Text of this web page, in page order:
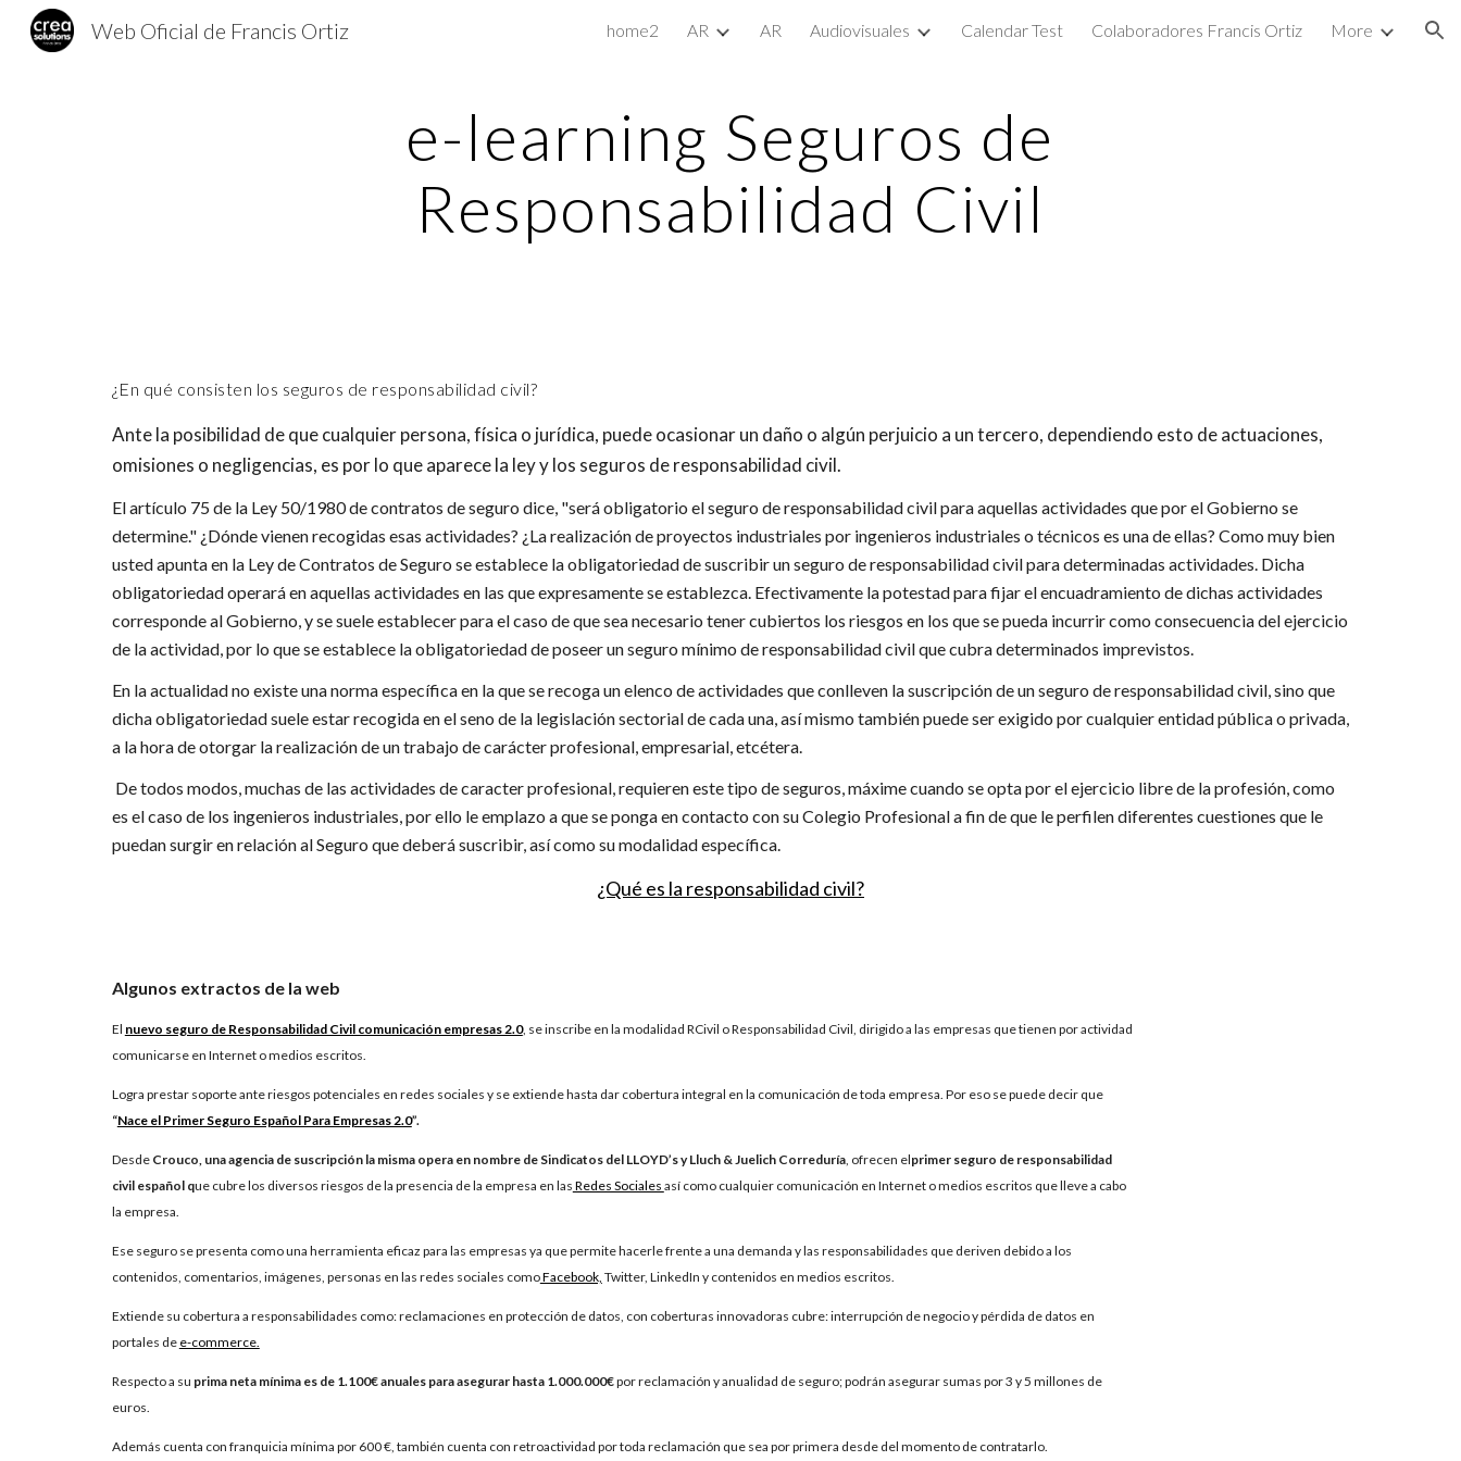
Skip to main content Skip to navigation
Web Oficial de Francis Ortiz home2 AR AR Audiovisuales Calendar Test Colaboradores Francis Ortiz More
e-learning Seguros de
Responsabilidad Civil
¿En qué consisten los seguros de responsabilidad civil?
Ante la posibilidad de que cualquier persona, física o jurídica, puede ocasionar un daño o algún perjuicio a un tercero, dependiendo esto de actuaciones,
omisiones o negligencias, es por lo que aparece la ley y los seguros de responsabilidad civil.
El artículo 75 de la Ley 50/1980 de contratos de seguro dice, "será obligatorio el seguro de responsabilidad civil para aquellas actividades que por el Gobierno se
determine." ¿Dónde vienen recogidas esas actividades? ¿La realización de proyectos industriales por ingenieros industriales o técnicos es una de ellas? Como muy bien
usted apunta en la Ley de Contratos de Seguro se establece la obligatoriedad de suscribir un seguro de responsabilidad civil para determinadas actividades. Dicha
obligatoriedad operará en aquellas actividades en las que expresamente se establezca. Efectivamente la potestad para fijar el encuadramiento de dichas actividades
corresponde al Gobierno, y se suele establecer para el caso de que sea necesario tener cubiertos los riesgos en los que se pueda incurrir como consecuencia del ejercicio
de la actividad, por lo que se establece la obligatoriedad de poseer un seguro mínimo de responsabilidad civil que cubra determinados imprevistos.
En la actualidad no existe una norma específica en la que se recoga un elenco de actividades que conlleven la suscripción de un seguro de responsabilidad civil, sino que
dicha obligatoriedad suele estar recogida en el seno de la legislación sectorial de cada una, así mismo también puede ser exigido por cualquier entidad pública o privada,
a la hora de otorgar la realización de un trabajo de carácter profesional, empresarial, etcétera.
De todos modos, muchas de las actividades de caracter profesional, requieren este tipo de seguros, máxime cuando se opta por el ejercicio libre de la profesión, como
es el caso de los ingenieros industriales, por ello le emplazo a que se ponga en contacto con su Colegio Profesional a fin de que le perfilen diferentes cuestiones que le
puedan surgir en relación al Seguro que deberá suscribir, así como su modalidad específica.
¿Qué es la responsabilidad civil?
Algunos extractos de la web
El nuevo seguro de Responsabilidad Civil comunicación empresas 2.0, se inscribe en la modalidad RCivil o Responsabilidad Civil, dirigido a las empresas que tienen por actividad
comunicarse en Internet o medios escritos.
Logra prestar soporte ante riesgos potenciales en redes sociales y se extiende hasta dar cobertura integral en la comunicación de toda empresa. Por eso se puede decir que
“Nace el Primer Seguro Español Para Empresas 2.0”.
DesdeCrouco, unaagencia de suscripción la misma opera en nombre de Sindicatos del LLOYD’s y Lluch & Juelich Correduría, ofrecen elprimer seguro de responsabilidad
civil español que cubre los diversos riesgos de la presencia de la empresa en las Redes Sociales así como cualquier comunicación en Internet o medios escritos que lleve a cabo
la empresa.
Ese seguro se presenta como una herramienta eficaz para las empresas ya que permite hacerle frente a una demanda y las responsabilidades que deriven debido a los
contenidos, comentarios, imágenes, personas en las redes sociales comoFacebook, Twitter, LinkedIn y contenidos en medios escritos.
Extiende su cobertura a responsabilidades como: reclamaciones en protección de datos, con coberturas innovadoras cubre: interrupción de negocio y pérdida de datos en
portales de e-commerce.
Respecto a su prima neta mínima es de 1.100€ anuales para asegurar hasta 1.000.000€por reclamación y anualidad de seguro; podrán asegurar sumas por 3 y 5 millones de
euros.
Además cuenta con franquicia mínima por 600 €, también cuenta con retroactividad por toda reclamación que sea por primera desde del momento de contratarlo.